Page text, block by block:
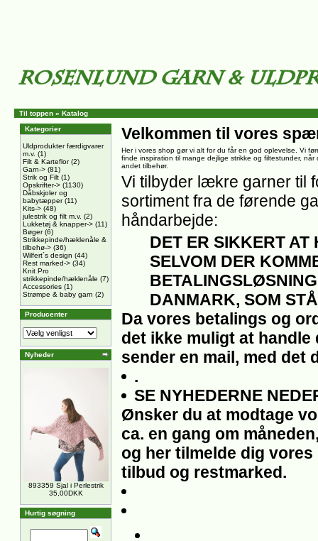
Til toppen » Katalog
Kategorier
Uldprodukter færdigvarer
m.v. (1)
Filt & Karteflor(2)
Garn-> (81)
Strik og Filt (1)
Opskrifter-> (1130)
Dåbskjoler og
babytæpper(11)
Kits-> (48)
julestrik og filt m.v. (2)
Lukketøj & knapper-> (11)
Bøger(6)
Strikkepinde/hæklenåle &
tilbehø-> (36)
Wilfert´s design (44)
Rest marked-> (34)
Knit Pro
strikkepinde/hæklenåle (7)
Accessories (1)
Strømpe & baby garn (2)
Producenter
Nyheder
893359 Sjal i Perlestrik
35,00DKK
Hurtig søgning
Velkommen til vores
Her i vores shop gør vi alt for du får en god oplevelse. Vi
finde inspiration til mange dejlige strikke og filtestunder,
andet tilbehør.
Vi tilbyder lækre garner til
sortiment fra de førende
håndarbejde:
DET ER SIKKERT
SELVOM DER
DANMARK, SOM
Da vores betalings og
det ikke muligt at
sender en mail, med det
.
SE NYHEDERNE
Ønsker du at modtage
ca. en gang om
og her tilmelde dig
tilbud og restmarked.